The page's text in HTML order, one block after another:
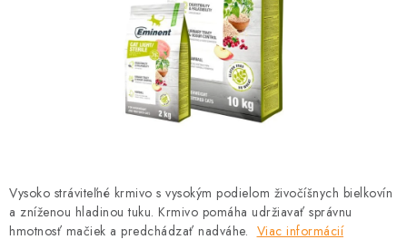
HOSPODÁRSKE ZVIERATÁ
VONKAJŠIE VTÁCTVO
Vysoko stráviteľné krmivo s vysokým podielom živočíšnych bielkovín
a zníženou hladinou tuku. Krmivo pomáha udržiavať správnu
hmotnosť mačiek a predchádzať nadváhe. Viac informácií